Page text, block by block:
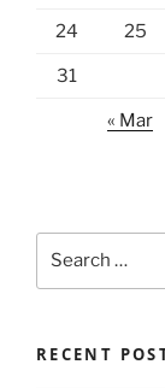
24 25
31
« Mar
RECENT